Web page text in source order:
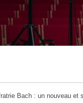
Bach : un nouveau et